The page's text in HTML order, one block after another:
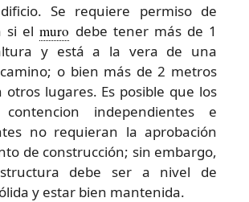
Se requiere permiso de
si elmuro debe tener más de 1
y está a la vera de una
o bien más de 2 metros
lugares. Es posible que los
independientes e
no requieran la aprobación
de construcción; sin embargo,
debe ser a nivel de
y estar bien mantenida.